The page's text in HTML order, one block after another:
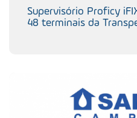
Supervisório Proficy
48 terminais da